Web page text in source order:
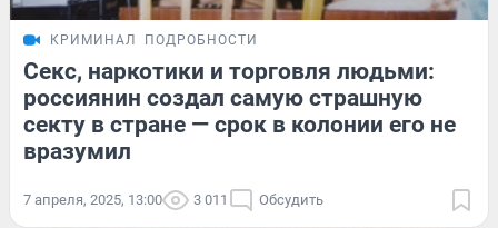
КРИМИНАЛ ПОДРОБНОСТИ
Секс, наркотики и торговля людьми:
россиянин создал самую страшную
секту в стране — срок в колонии его не
вразумил
7 апреля, 2025, 13:00 3 011 Обсудить